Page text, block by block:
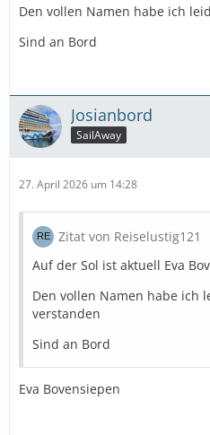
Den vollen Namen habe ich
Sind an Bord
Josianbord
SailAway
27. April 2026 um 14:28
Zitat von Reiselustig121
Auf der Sol ist aktuell Eva
Den vollen Namen habe ich
verstanden
Sind an Bord
Eva Bovensiepen